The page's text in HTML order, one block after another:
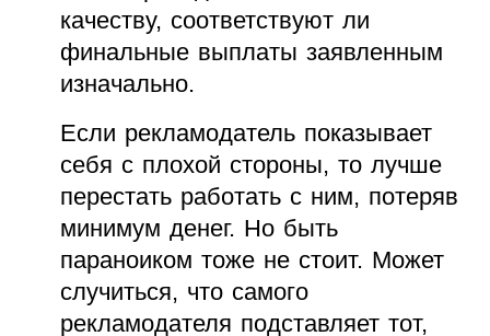
качеству, соответствуют ли
финальные выплаты заявленным
изначально.
Если рекламодатель показывает
себя с плохой стороны, то лучше
перестать работать с ним, потеряв
минимум денег. Но быть
параноиком тоже не стоит. Может
случиться, что самого
рекламодателя подставляет тот,